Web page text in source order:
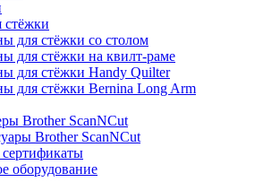
для стёжки со столом
для стёжки на квилт-раме
для стёжки Handy Quilter
для стёжки Bernina Long Arm
Brother ScanNCut
Brother ScanNCut
оборудование